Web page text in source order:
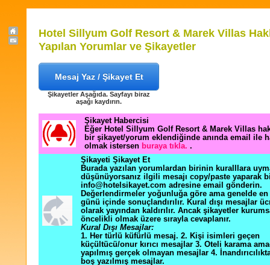
Hotel Sillyum Golf Resort & Marek Villas
Yapılan Yorumlar ve Şikayetler
Mesaj Yaz / Şikayet Et
Şikayetler Aşağıda. Sayfayı biraz
aşağı kaydırın.
Şikayet Habercisi
Eğer Hotel Sillyum Golf Resort & Marek Villas
bir şikayet/yorum eklendiğinde anında email ile
olmak istersen buraya tıkla. .
Şikayeti Şikayet Et
Burada yazılan yorumlardan birinin kuralllara
düşünüyorsanız ilgili mesajı copy/paste yaparak
info@hotelsikayet.com adresine email gönderin.
Değerlendirmeler yoğunluğa göre ama genelde
günü içinde sonuçlandırılır. Kural dışı mesajlar
olarak yayından kaldırılır. Ancak şikayetler
öncelikli olmak üzere sırayla cevaplanır.
Kural Dışı Mesajlar:
1. Her türlü küfürlü mesaj. 2. Kişi isimleri geçen
küçültücü/onur kırıcı mesajlar 3. Oteli karama
yapılmış gerçek olmayan mesajlar 4.
boş yazılmış mesajlar.